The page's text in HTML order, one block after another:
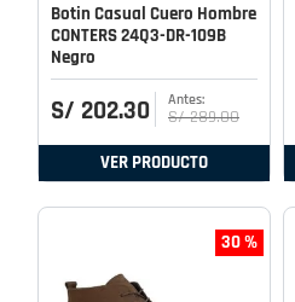
Botin Casual Cuero Hombre
CONTERS 24Q3-DR-109B
Negro
S/ 202.30 S/ 289.00
VER PRODUCTO
30 %